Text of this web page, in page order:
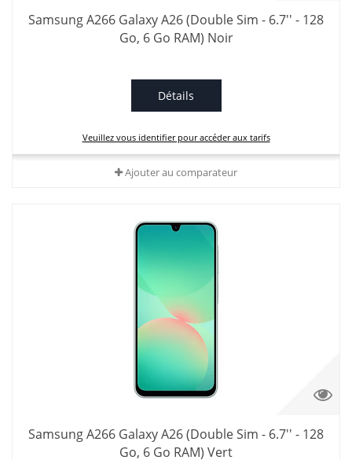
Samsung A266 Galaxy A26 (Double Sim - 6.7'' - 128
Go, 6 Go RAM) Noir
Détails
Veuillez vous identifier pour accéder aux tarifs
Ajouter au comparateur
Samsung A266 Galaxy A26 (Double Sim - 6.7'' - 128
Go, 6 Go RAM) Vert